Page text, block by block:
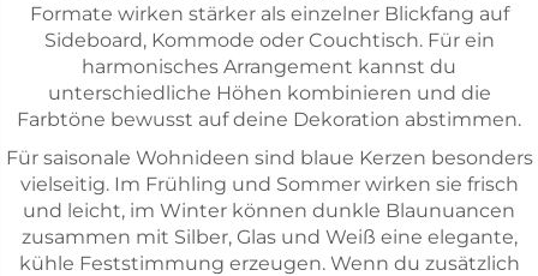
Formate wirken stärker als einzelner Blickfang auf
Sideboard, Kommode oder Couchtisch. Für ein
harmonisches Arrangement kannst du
unterschiedliche Höhen kombinieren und die
Farbtöne bewusst auf deine Dekoration abstimmen.
Für saisonale Wohnideen sind blaue Kerzen besonders
vielseitig. Im Frühling und Sommer wirken sie frisch
und leicht, im Winter können dunkle Blaunuancen
zusammen mit Silber, Glas und Weiß eine elegante,
kühle Feststimmung erzeugen. Wenn du zusätzlich